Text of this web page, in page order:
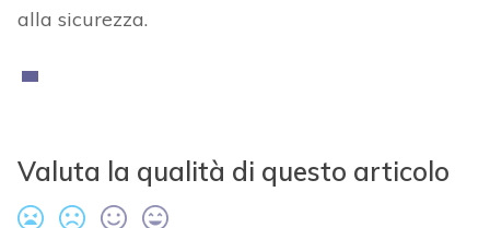
alla sicurezza.
Valuta la qualità di questo articolo